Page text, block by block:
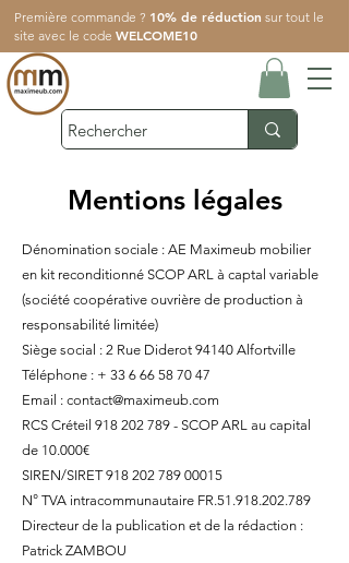
Première commande ? 10% de réduction sur tout le
site avec le code WELCOME10
Mentions légales
Dénomination sociale : AE Maximeub mobilier
en kit reconditionné SCOP ARL à captal variable
(société coopérative ouvrière de production à
responsabilité limitée)
Siège social : 2 Rue Diderot 94140 Alfortville
Téléphone : + 33 6 66 58 70 47
Email : contact@maximeub.com
RCS Créteil 918 202 789 - SCOP ARL au capital
de 10.000€
SIREN/SIRET918 202 789 00015
N° TVA intracommunautaire FR.51.918.202.789
Directeur de la publication et de la rédaction :
Patrick ZAMBOU